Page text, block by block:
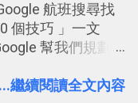
活用 Trello 記
與看板範本
將網頁資料快速
開放「強化功能」
而且價格不貴，
程也十分簡單。
過：「 不需買印
章則從印照片出
航班搜尋找
個技巧 」一文
幫我們規劃
「我的地圖」服
繼續閱讀全文內容